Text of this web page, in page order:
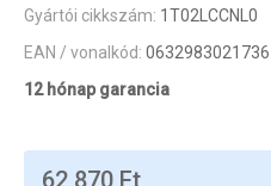
Gyártói cikkszám: 1T02LCCNL0
EAN / vonalkód: 0632983021736
12 hónap garancia
62 870 Ft